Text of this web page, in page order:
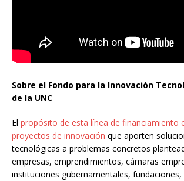
Sobre el Fondo para la Innovación
de la UNC
El propósito de esta línea de financiamiento
proyectos de innovación que aporten
tecnológicas a problemas concretos
empresas, emprendimientos, cámaras
instituciones gubernamentales, fundaciones,